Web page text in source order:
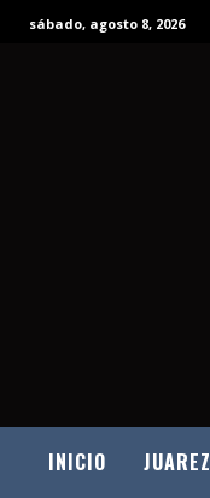
sábado, agosto 8, 2026
INICIO JUAREZ